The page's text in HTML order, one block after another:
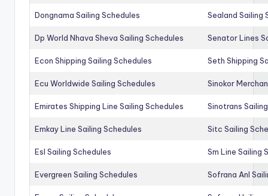
Dongnama Sailing Schedules Sealand Sailing
Dp World Nhava Sheva Sailing Schedules Senator Lines
Econ Shipping Sailing Schedules Seth Shipping
Ecu Worldwide Sailing Schedules Sinokor
Emirates Shipping Line Sailing Schedules Sinotrans
Emkay Line Sailing Schedules Sitc Sailing
Esl Sailing Schedules Sm Line Sailing
Evergreen Sailing Schedules Sofrana Anl